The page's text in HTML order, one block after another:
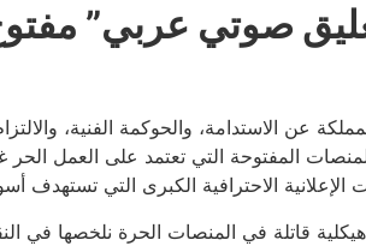
صوتي عربي”
عن الاستدامة، والحوكمة الفنية،
المفتوحة التي تعتمد على العمل الحر
الإعلانية الاحترافية الكبرى التي تستهدف
قاتلة في المنصات الحرة نلخصها في